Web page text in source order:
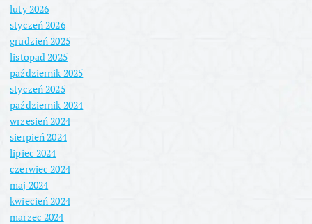
luty 2026
styczeń 2026
grudzień 2025
listopad 2025
październik 2025
styczeń 2025
październik 2024
wrzesień 2024
sierpień 2024
lipiec 2024
czerwiec 2024
maj 2024
kwiecień 2024
marzec 2024